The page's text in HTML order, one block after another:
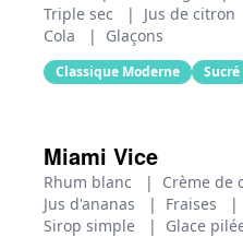
Triple sec
| Jus de citron
Cola
| Glaçons
Classique Moderne Sucré
Miami Vice
Rhum blanc | Crème de
Jus d'ananas
| Fraises |
Sirop simple
| Glace